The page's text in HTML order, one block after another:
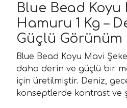
Blue Bead Koyu
Hamuru 1 Kg –
Güçlü Görünüm
Blue Bead Koyu Mavi
daha derin ve güçlü bir
için üretilmiştir. Deniz,
konseptlerde kontrast ve